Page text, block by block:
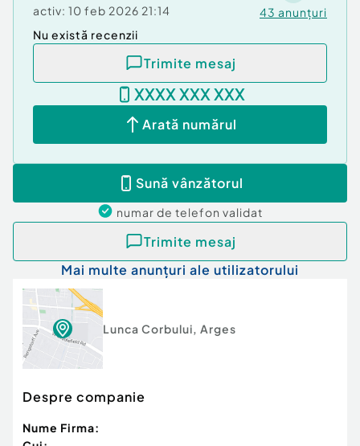
activ: 10 feb 2026 21:14 43 anunțuri
Nu există recenzii
Trimite mesaj
XXXX XXX XXX
Arată numărul
Sună vânzătorul
numar de telefon validat
Trimite mesaj
Mai multe anunțuri ale utilizatorului
Lunca Corbului, Arges
Despre companie
Nume Firma: